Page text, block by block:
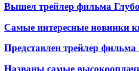
Вышел трейлер фильма
Самые интересные новинки
Представлен трейлер
Названы самые